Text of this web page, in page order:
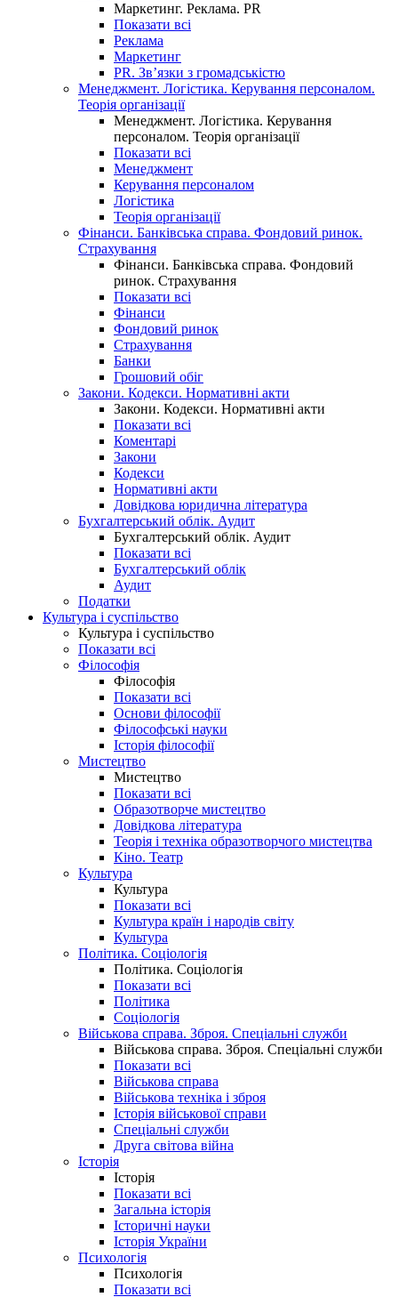
Маркетинг. Реклама. PR
Показати всі
Реклама
Маркетинг
PR. Зв’язки з громадськістю
Менеджмент. Логістика. Керування персоналом.
Теорія організації
Менеджмент. Логістика. Керування
персоналом. Теорія організації
Показати всі
Менеджмент
Керування персоналом
Логістика
Теорія організації
Фінанси. Банківська справа. Фондовий ринок.
Страхування
Фінанси. Банківська справа. Фондовий
ринок. Страхування
Показати всі
Фінанси
Фондовий ринок
Страхування
Банки
Грошовий обіг
Закони. Кодекси. Нормативні акти
Закони. Кодекси. Нормативні акти
Показати всі
Коментарі
Закони
Кодекси
Нормативні акти
Довідкова юридична література
Бухгалтерський облік. Аудит
Бухгалтерський облік. Аудит
Показати всі
Бухгалтерський облік
Аудит
Податки
Культура і суспільство
Культура і суспільство
Показати всі
Філософія
Філософія
Показати всі
Основи філософії
Філософські науки
Історія філософії
Мистецтво
Мистецтво
Показати всі
Образотворче мистецтво
Довідкова література
Теорія і техніка образотворчого мистецтва
Кіно. Театр
Культура
Культура
Показати всі
Культура країн і народів світу
Культура
Політика. Соціологія
Політика. Соціологія
Показати всі
Політика
Соціологія
Військова справа. Зброя. Спеціальні служби
Військова справа. Зброя. Спеціальні служби
Показати всі
Військова справа
Військова техніка і зброя
Історія військової справи
Спеціальні служби
Друга світова війна
Історія
Історія
Показати всі
Загальна історія
Історичні науки
Історія України
Психологія
Психологія
Показати всі